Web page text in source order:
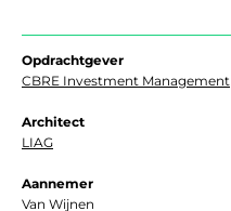
Opdrachtgever
CBRE Investment Management
Architect
LIAG
Aannemer
Van Wijnen